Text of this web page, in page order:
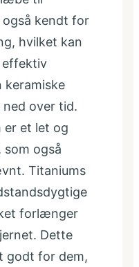
også kendt for
hvilket kan
effektiv
keramiske
over tid.
er et let og
som også
Titaniums
forlænger
Dette
godt for dem,